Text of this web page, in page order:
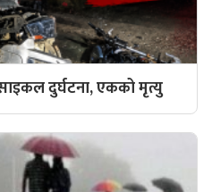
दुर्घटना, एकको मृत्यु